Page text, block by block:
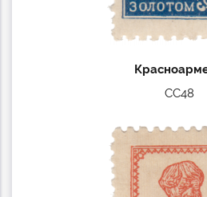
СС48